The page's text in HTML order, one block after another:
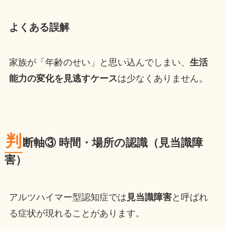
よくある誤解
家族が「年齢のせい」と思い込んでしまい、 生活
能力の変化を見逃すケースは少なくありません。
判 断軸③ 時間・場所の認識（見当識障
害）
アルツハイマー型認知症では 見当識障害と呼ばれ
る症状が現れることがあります。